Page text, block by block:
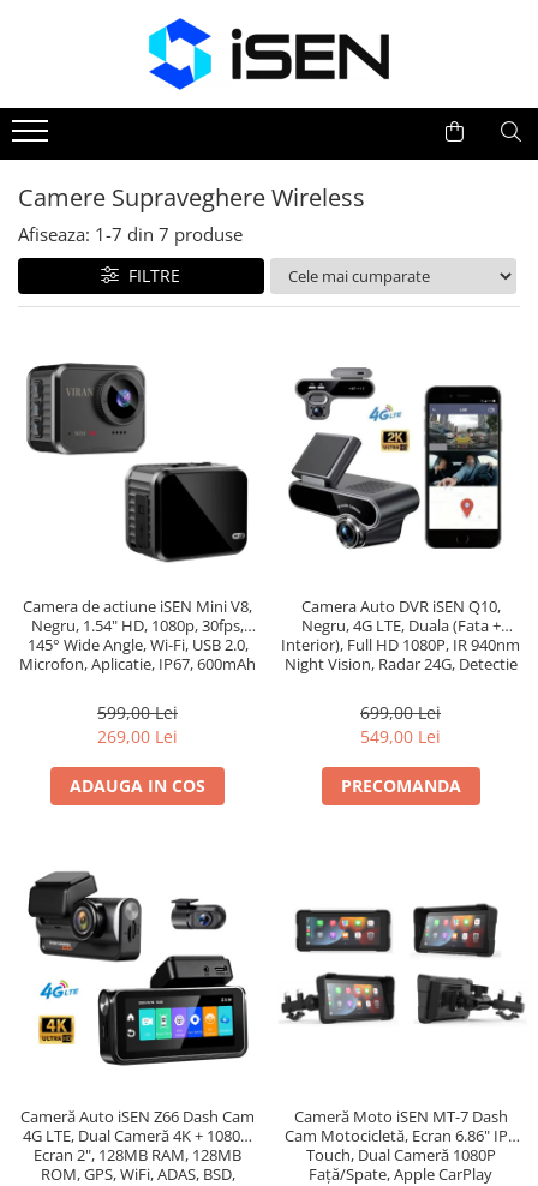
Trotinete electrice
Piese si accesorii
Camere Supraveghere Wireless
Afiseaza: 1-7 din 7 produse
FILTRE
Camera de actiune iSEN Mini V8,
Negru, 1.54" HD, 1080p, 30fps,
145° Wide Angle, Wi-Fi, USB 2.0,
Microfon, Aplicatie, IP67, 600mAh
599,00 Lei
269,00 Lei
ADAUGA IN COS
Camera Auto DVR iSEN Q10,
Negru, 4G LTE, Duala (Fata +
Interior), Full HD 1080P, IR 940nm
Night Vision, Radar 24G, Detectie
Monitorizare Parcare Low-Power
<0.3s, GPS, Comunic
699,00 Lei
549,00 Lei
PRECOMANDA
Cameră Auto iSEN Z66 Dash Cam
4G LTE, Dual Cameră 4K + 1080P,
Ecran 2", 128MB RAM, 128MB
ROM, GPS, WiFi, ADAS, BSD,
Cameră Moto iSEN MT-7 Dash
Cam Motocicletă, Ecran 6.86" IPS
Touch, Dual Cameră 1080P
Față/Spate, Apple CarPlay